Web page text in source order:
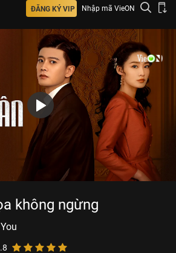
ĐĂNG KÝ VIP Nhập mã VieON
không ngừng